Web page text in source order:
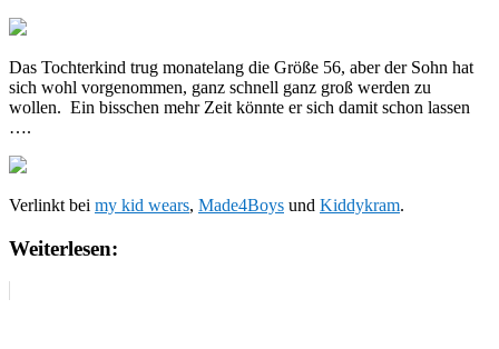
Das Tochterkind trug monatelang die Größe 56, aber der Sohn hat
sich wohl vorgenommen, ganz schnell ganz groß werden zu
wollen. Ein bisschen mehr Zeit könnte er sich damit schon lassen
….
Verlinkt bei my kid wears, Made4Boys und Kiddykram.
Weiterlesen: